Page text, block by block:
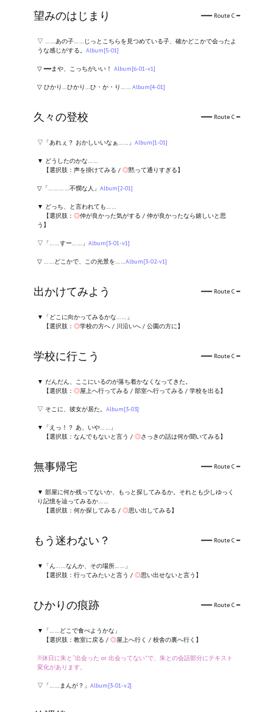
望みのはじまり ━━━ Route C ━
▽ ……あの子……じっとこちらを見つめている子、確かどこかで会ったよ
うな感じがする。 Album[5-01]
▽ ━━まや、こっちがいい！ Album[6-01-v1]
▽ ひかり…ひかり…ひ・か・り…… Album[4-01]
久々の登校 ━━━ Route C ━
▽「あれぇ？ おかしいいなぁ……」 Album[1-01]
▼ どうしたのかな……
【選択肢：声を掛けてみる / ◎黙って通りすぎる】
▽「…………不憫な人」 Album[2-01]
▼ どっち、と言われても……
【選択肢： ◎仲が良かった気がする / 仲が良かったなら嬉しいと思
う】
▽「……すー……」 Album[3-01-v1]
▽ ……どこかで、この光景を…… Album[3-02-v1]
出かけてみよう ━━━ Route C ━
▼「どこに向かってみるかな……」
【選択肢： ◎学校の方へ / 川沿いへ / 公園の方に】
学校に行こう ━━━ Route C ━
▼ だんだん、ここにいるのが落ち着かなくなってきた。
【選択肢： ◎屋上へ行ってみる / 部室へ行ってみる / 学校を出る】
▽ そこに、彼女が居た。 Album[3-03]
▼「えっ！？ あ、いや……」
【選択肢：なんでもないと言う / ◎さっきの話は何か聞いてみる】
無事帰宅 ━━━ Route C ━
▼ 部屋に何か残ってないか、もっと探してみるか。それとも少しゆっく
り記憶を辿ってみるか……
【選択肢：何か探してみる / ◎思い出してみる】
もう迷わない？ ━━━ Route C ━
▼「ん……なんか、その場所……」
【選択肢：行ってみたいと言う / ◎思い出せないと言う】
ひかりの痕跡 ━━━ Route C ━
▼「……どこで食べようかな」
【選択肢：教室に戻る / ◎屋上へ行く / 校舎の裏へ行く】
※休日に朱と“出会った or 出会ってない”で、朱との会話部分にテキスト
変化があります。
▽「……まんが？」 Album[3-01-v2]